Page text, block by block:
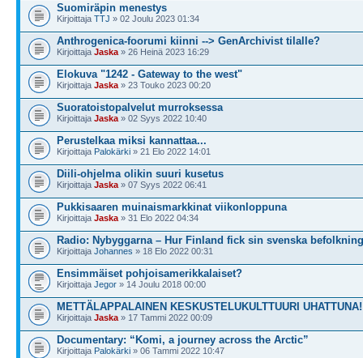
Suomiräpin menestys
Kirjoittaja TTJ » 02 Joulu 2023 01:34
Anthrogenica-foorumi kiinni --> GenArchivist tilalle?
Kirjoittaja Jaska » 26 Heinä 2023 16:29
Elokuva "1242 - Gateway to the west"
Kirjoittaja Jaska » 23 Touko 2023 00:20
Suoratoistopalvelut murroksessa
Kirjoittaja Jaska » 02 Syys 2022 10:40
Perustelkaa miksi kannattaa...
Kirjoittaja Palokärki » 21 Elo 2022 14:01
Diili-ohjelma olikin suuri kusetus
Kirjoittaja Jaska » 07 Syys 2022 06:41
Pukkisaaren muinaismarkkinat viikonloppuna
Kirjoittaja Jaska » 31 Elo 2022 04:34
Radio: Nybyggarna – Hur Finland fick sin svenska befolkning
Kirjoittaja Johannes » 18 Elo 2022 00:31
Ensimmäiset pohjoisamerikkalaiset?
Kirjoittaja Jegor » 14 Joulu 2018 00:00
METTÄLAPPALAINEN KESKUSTELUKULTTUURI UHATTUNA!
Kirjoittaja Jaska » 17 Tammi 2022 00:09
Documentary: “Komi, a journey across the Arctic”
Kirjoittaja Palokärki » 06 Tammi 2022 10:47